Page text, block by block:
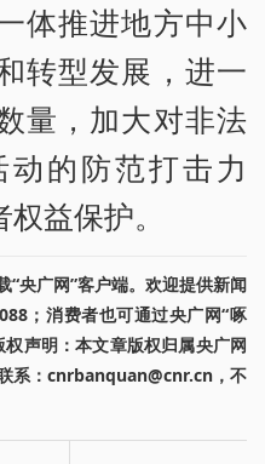
体推进地方中小
转型发展，进一
量，加大对非法
的防范打击力
益保护。
“央广网”客户端。欢迎提供新闻
；消费者也可通过央广网“啄
声明：本文章版权归属央广网
系：cnrbanquan@cnr.cn，不